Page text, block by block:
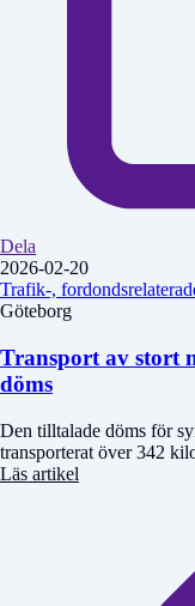
Dela
2026-02-20
Trafik-,
Göteborg
Transport av stort
döms
Den tilltalade döms för
transporterat över 342
Läs artikel